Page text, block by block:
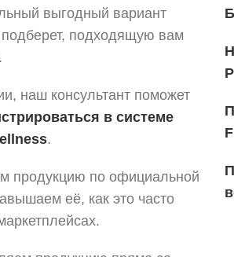
выгодный вариант
подберет, подходящую вам
наш консультант поможет
в системе
.
продукцию по официальной
её, как это часто